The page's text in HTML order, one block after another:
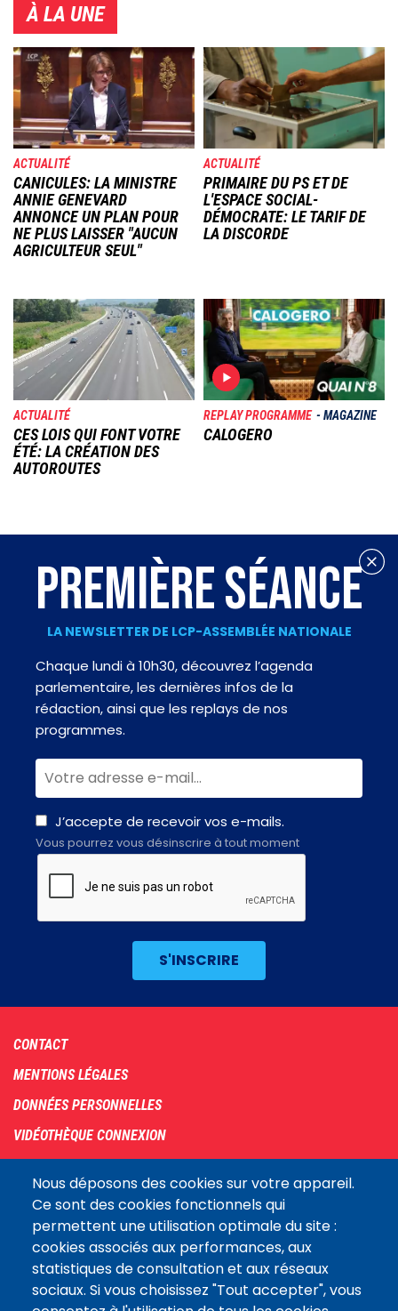
À LA UNE
Image
ACTUALITÉ
CANICULES: LA MINISTRE
ANNIE GENEVARD
ANNONCE UN PLAN POUR
NE PLUS LAISSER "AUCUN
AGRICULTEUR SEUL"
Image
ACTUALITÉ
PRIMAIRE DU PS ET DE
L'ESPACE SOCIAL-
DÉMOCRATE: LE TARIF DE
LA DISCORDE
Image
ACTUALITÉ
CES LOIS QUI FONT VOTRE
ÉTÉ: LA CRÉATION DES
AUTOROUTES
Image
REPLAY PROGRAMME MAGAZINE
CALOGERO
Nous déposons des cookies sur votre appareil.
Ce sont des cookies fonctionnels qui
permettent une utilisation optimale du site :
cookies associés aux performances, aux
statistiques de consultation et aux réseaux
sociaux. Si vous choisissez "Tout accepter", vous
PREMIÈRE SÉANCE
LA NEWSLETTER DE LCP-ASSEMBLÉE NATIONALE
Chaque lundi à 10h30, découvrez l’agenda
parlementaire, les dernières infos de la
rédaction, ainsi que les replays de nos
programmes.
J’accepte de recevoir vos e-mails.
Vous pourrez vous désinscrire à tout moment
Footer
menu
CONTACT
MENTIONS LÉGALES
DONNÉES PERSONNELLES
VIDÉOTHÈQUE CONNEXION
ARCHIVES
COOKIES
Assemblée
nationaleLE SITE DE L’ASSEMBLÉE NATIONALE